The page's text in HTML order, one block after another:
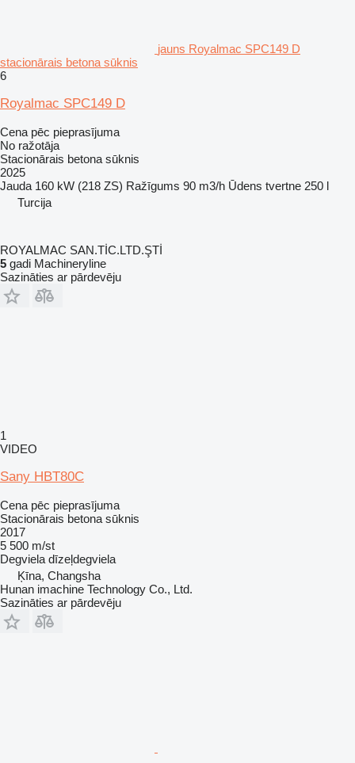
jauns Royalmac SPC149 D
stacionārais betona sūknis
6
Royalmac SPC149 D
Cena pēc pieprasījuma
No ražotāja
Stacionārais betona sūknis
2025
Jauda 160 kW (218 ZS) Ražīgums 90 m3/h Ūdens tvertne 250 l
Turcija
ROYALMAC SAN.TİC.LTD.ŞTİ
5 gadi Machineryline
Sazināties ar pārdevēju
1
VIDEO
Sany HBT80C
Cena pēc pieprasījuma
Stacionārais betona sūknis
2017
5 500 m/st
Degviela dīzeļdegviela
Ķīna, Changsha
Hunan imachine Technology Co., Ltd.
Sazināties ar pārdevēju